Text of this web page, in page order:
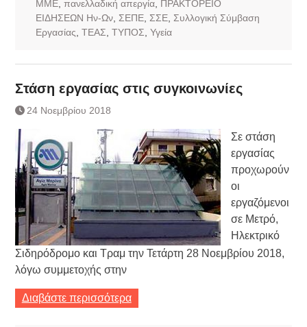
ΜΜΕ, πανελλαδική απεργία, ΠΡΑΚΤΟΡΕΙΟ
ΕΙΔΗΣΕΩΝ Ην-Ων, ΣΕΠΕ, ΣΣΕ, Συλλογική Σύμβαση
Εργασίας ΤΕΑΣ ΤΥΠΟΣ Υγεία
Στάση εργασίας στις συγκοινωνίες
24 Νοεμβρίου 2018
Σε στάση
εργασίας
προχωρούν
οι
εργαζόμενοι
σε Μετρό,
Ηλεκτρικό
Σιδηρόδρομο και Τραμ την Τετάρτη 28 Νοεμβρίου 2018,
λόγω συμμετοχής στην
Διαβάστε περισσότερα